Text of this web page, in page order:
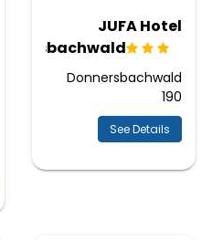
JUFA Hotel
Donnersbachwald
190
See Details